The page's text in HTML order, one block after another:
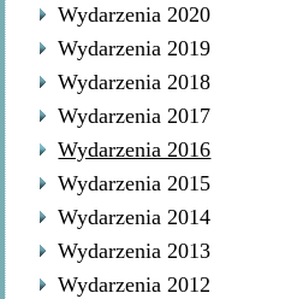
Wydarzenia 2020
Wydarzenia 2019
Wydarzenia 2018
Wydarzenia 2017
Wydarzenia 2016
Wydarzenia 2015
Wydarzenia 2014
Wydarzenia 2013
Wydarzenia 2012